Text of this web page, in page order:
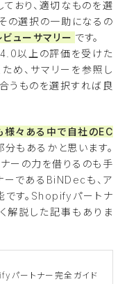
おり、適切なものを選
の選択の一助になるの
ューサマリー です。
以上の評価を受けた
め、サマリーを参照し
うものを選択すれば良
々ある中で自社のEC
分もあるかと思います。
ーの力を借りるのも手
であるBiNDecも、ア
です。Shopifyパートナ
解説した記事もありま
パートナー完全ガイド